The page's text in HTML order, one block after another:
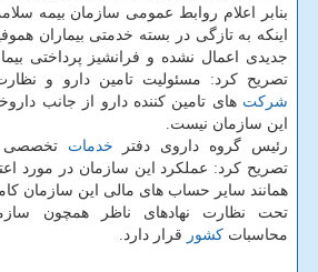
بنابر اعلام روابط عمومی سازمان بیمه
اینكه به تازگی در بسته خدمتی بیماران
جدیدی اعمال نشده و فرانشیز پرداختی
تصریح كرد: مسئولیت تامین دارو و
شركت های تامین كننده دارو از جانب
این سازمان نیست.
رئیس گروه داروی دفتر خدمات تخصصی
تصریح كرد: عملكرد این سازمان در مورد
همانند سایر حساب های مالی این سازمان
تحت نظارت نهادهای ناظر همچون
محاسبات كشور قرار دارد.